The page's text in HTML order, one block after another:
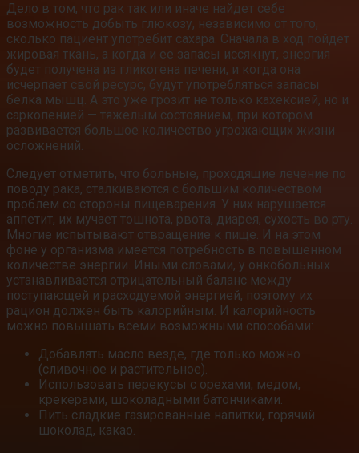
Дело в том, что рак так или иначе найдет себе
возможность добыть глюкозу, независимо от того,
сколько пациент употребит сахара. Сначала в ход пойдет
жировая ткань, а когда и ее запасы иссякнут, энергия
будет получена из гликогена печени, и когда она
исчерпает свой ресурс, будут употребляться запасы
белка мышц. А это уже грозит не только кахексией, но и
саркопенией — тяжелым состоянием, при котором
развивается большое количество угрожающих жизни
осложнений.
Следует отметить, что больные, проходящие лечение по
поводу рака, сталкиваются с большим количеством
проблем со стороны пищеварения. У них нарушается
аппетит, их мучает тошнота, рвота, диарея, сухость во рту.
Многие испытывают отвращение к пище. И на этом
фоне у организма имеется потребность в повышенном
количестве энергии. Иными словами, у онкобольных
устанавливается отрицательный баланс между
поступающей и расходуемой энергией, поэтому их
рацион должен быть калорийным. И калорийность
можно повышать всеми возможными способами:
Добавлять масло везде, где только можно
(сливочное и растительное).
Использовать перекусы с орехами, медом,
крекерами, шоколадными батончиками.
Пить сладкие газированные напитки, горячий
шоколад, какао.